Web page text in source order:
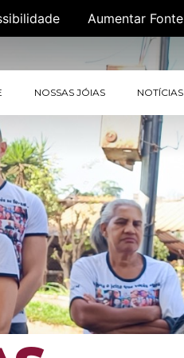
Aumentar Fonte
NOSSAS JÓIAS NOTÍCIAS